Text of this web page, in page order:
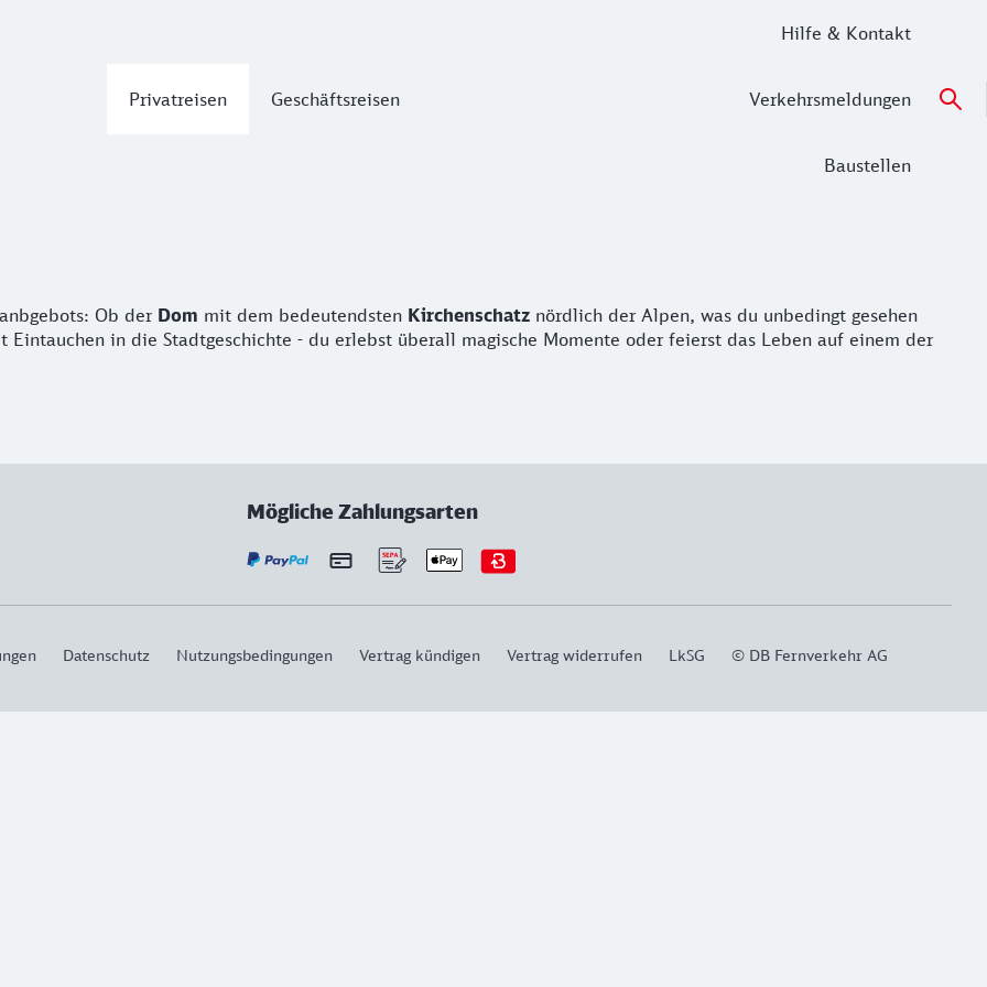
Privatreisen Geschäftsreisen
Hilfe & Kontakt
Verkehrsmeldungen
Baustellen
Ob der Dom mit dem bedeutendsten Kirchenschatz nördlich der Alpen, was du unbedingt gesehen
Eintauchen in die Stadtgeschichte - du erlebst überall magische Momente oder feierst das Leben auf einem der
Mögliche Zahlungsarten
Datenschutz Nutzungsbedingungen Vertrag kündigen Vertrag widerrufen LkSG © DB Fernverkehr AG